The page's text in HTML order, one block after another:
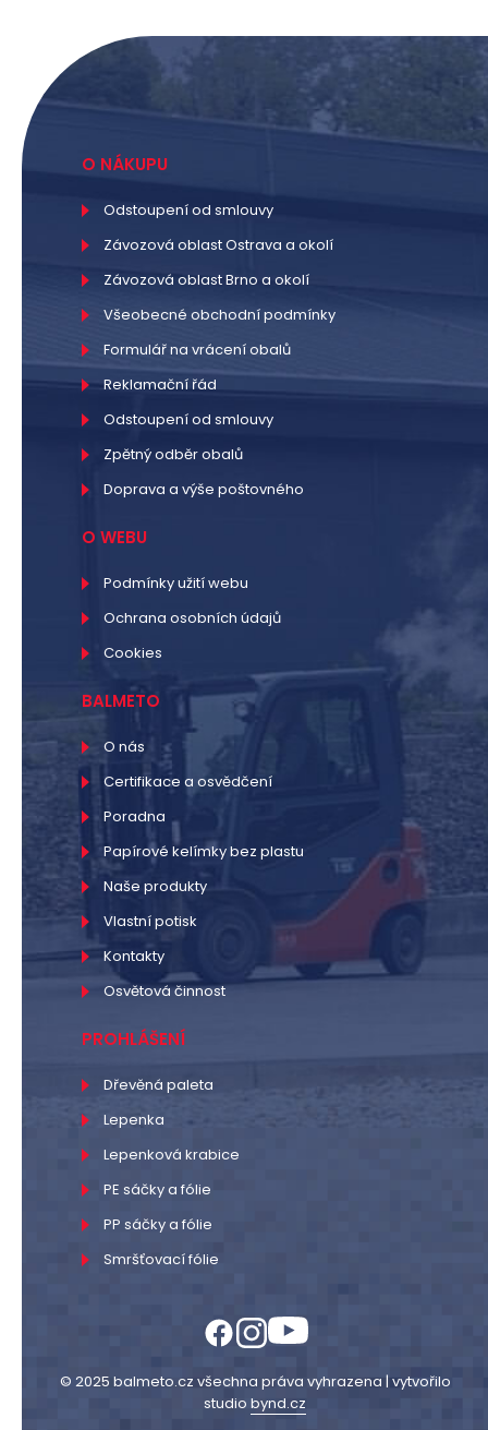
O NÁKUPU
Odstoupení od smlouvy
Závozová oblast Ostrava a okolí
Závozová oblast Brno a okolí
Všeobecné obchodní podmínky
Formulář na vrácení obalů
Reklamační řád
Odstoupení od smlouvy
Zpětný odběr obalů
Doprava a výše poštovného
O WEBU
Podmínky užití webu
Ochrana osobních údajů
Cookies
BALMETO
O nás
Certifikace a osvědčení
Poradna
Papírové kelímky bez plastu
Naše produkty
Vlastní potisk
Kontakty
Osvětová činnost
PROHLÁŠENÍ
Dřevěná paleta
Lepenka
Lepenková krabice
PE sáčky a fólie
PP sáčky a fólie
Smršťovací fólie
© 2025 balmeto.cz všechna práva vyhrazena | vytvořilo
studio bynd.cz